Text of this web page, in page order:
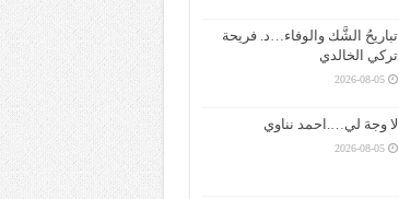
تباريحُ الشَّك والوفاء…د. فريحة
تركي الخالدي
2026-08-05
لا وجهَ لي….احمد نناوي
2026-08-05